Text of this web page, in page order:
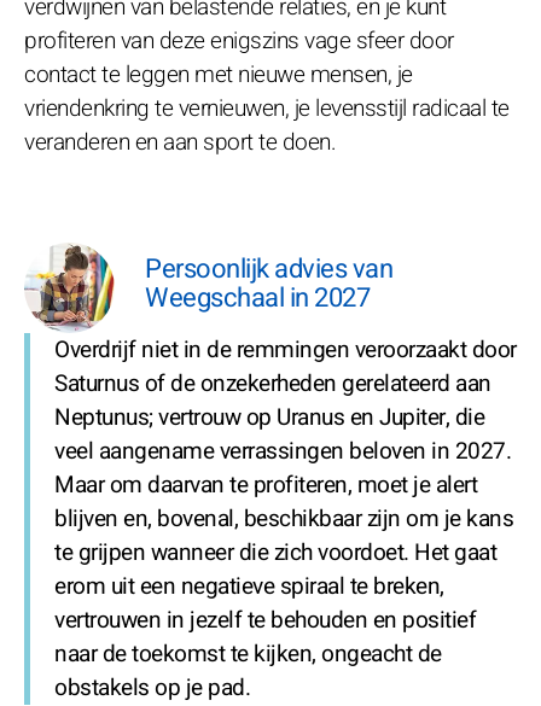
verdwijnen van belastende relaties, en je kunt
profiteren van deze enigszins vage sfeer door
contact te leggen met nieuwe mensen, je
vriendenkring te vernieuwen, je levensstijl radicaal te
veranderen en aan sport te doen.
Persoonlijk advies van
Weegschaal in 2027
Overdrijf niet in de remmingen veroorzaakt door
Saturnus of de onzekerheden gerelateerd aan
Neptunus; vertrouw op Uranus en Jupiter, die
veel aangename verrassingen beloven in 2027.
Maar om daarvan te profiteren, moet je alert
blijven en, bovenal, beschikbaar zijn om je kans
te grijpen wanneer die zich voordoet. Het gaat
erom uit een negatieve spiraal te breken,
vertrouwen in jezelf te behouden en positief
naar de toekomst te kijken, ongeacht de
obstakels op je pad.